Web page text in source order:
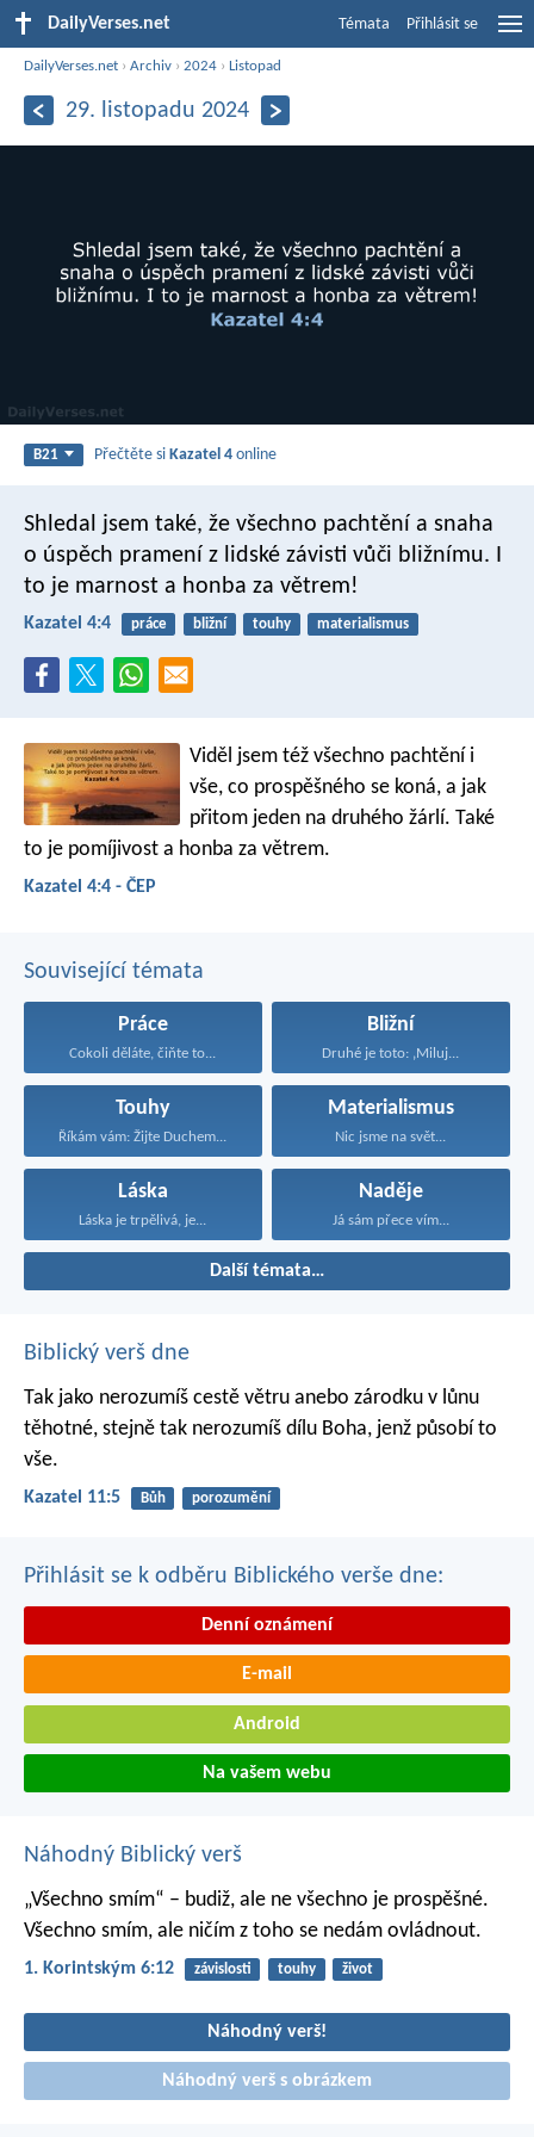
DailyVerses.net Témata Přihlásit se
DailyVerses.net ›Archiv ›2024 ›Listopad
29. listopadu 2024
B21 Přečtěte siKazatel 4 online
Shledal jsem také, že všechno pachtění a snaha
o úspěch pramení z lidské závisti vůči bližnímu. I
to je marnost a honba za větrem!
Kazatel 4:4 práce bližní touhy materialismus
Viděl jsem též všechno pachtění i
vše, co prospěšného se koná, a jak
přitom jeden na druhého žárlí. Také
to je pomíjivost a honba za větrem.
Kazatel 4:4 - ČEP
Související témata
Práce
Cokoli děláte, čiňte to...
Bližní
Druhé je toto: ‚Miluj...
Touhy
Říkám vám: Žijte Duchem...
Materialismus
Nic jsme na svět...
Láska
Láska je trpělivá, je...
Naděje
Já sám přece vím...
Další témata…
Biblický verš dne
Tak jako nerozumíš cestě větru anebo zárodku v lůnu
těhotné, stejně tak nerozumíš dílu Boha, jenž působí to
vše.
Kazatel 11:5 Bůh porozumění
Přihlásit se k odběru Biblického verše dne:
Denní oznámení
E-mail
Android
Na vašem webu
Náhodný Biblický verš
„Všechno smím“ – budiž, ale ne všechno je prospěšné.
Všechno smím, ale ničím z toho se nedám ovládnout.
1. Korintským 6:12 závislosti touhy život
Náhodný verš!
Náhodný verš s obrázkem